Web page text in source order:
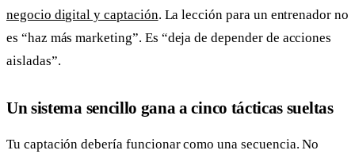
negocio digital y captación. La lección para un entrenador no
es “haz más marketing”. Es “deja de depender de acciones
aisladas”.
Un sistema sencillo gana a cinco tácticas sueltas
Tu captación debería funcionar como una secuencia. No